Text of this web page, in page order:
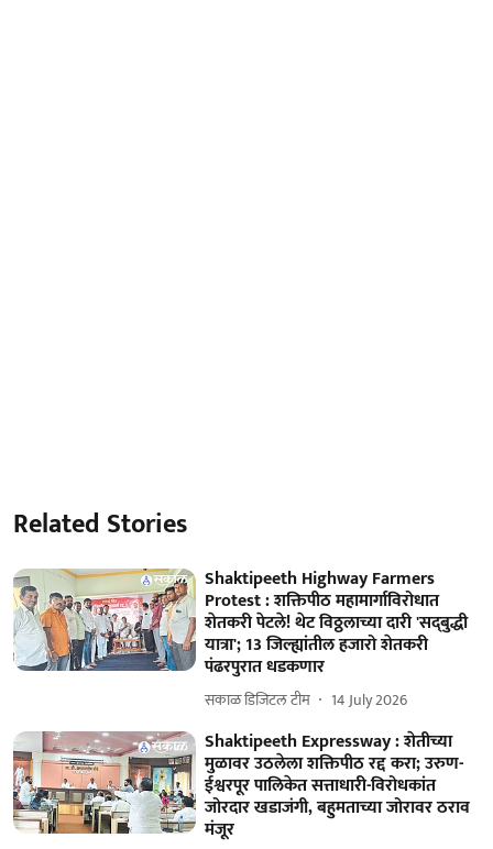
Related Stories
Shaktipeeth Highway Farmers
Protest : शक्तिपीठ महामार्गाविरोधात
शेतकरी पेटले! थेट विठ्ठलाच्या दारी 'सद्‌बुद्धी
यात्रा'; 13 जिल्ह्यांतील हजारो शेतकरी
पंढरपुरात धडकणार
सकाळ डिजिटल टीम 14 July 2026
Shaktipeeth Expressway : शेतीच्या
मुळावर उठलेला शक्तिपीठ रद्द करा; उरुण-
ईश्वरपूर पालिकेत सत्ताधारी-विरोधकांत
जोरदार खडाजंगी, बहुमताच्या जोरावर ठराव
मंजूर